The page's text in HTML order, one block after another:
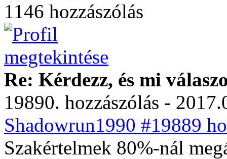
1146 hozzászólás
Re: Kérdezz, és mi
19890. hozzászólás -
Shadowrun1990 #19889
Szakértelmek 80%-nál